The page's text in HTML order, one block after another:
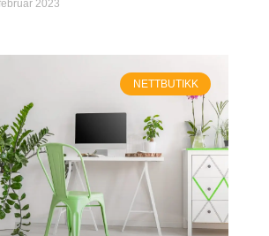
2023
NETTBUTIKK